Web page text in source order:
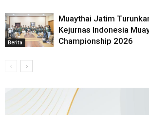
Berita
Muaythai Jatim
Kejurnas Indonesia
Championship 2026